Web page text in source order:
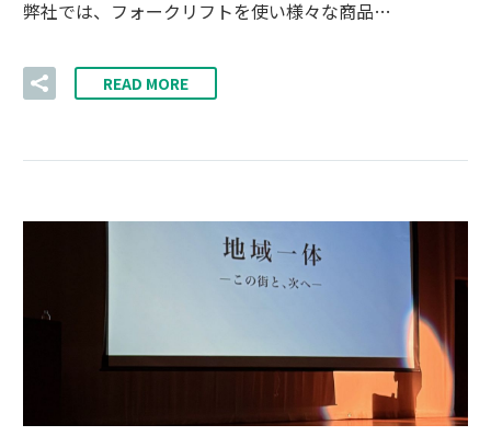
弊社では、フォークリフトを使い様々な商品…
READ MORE